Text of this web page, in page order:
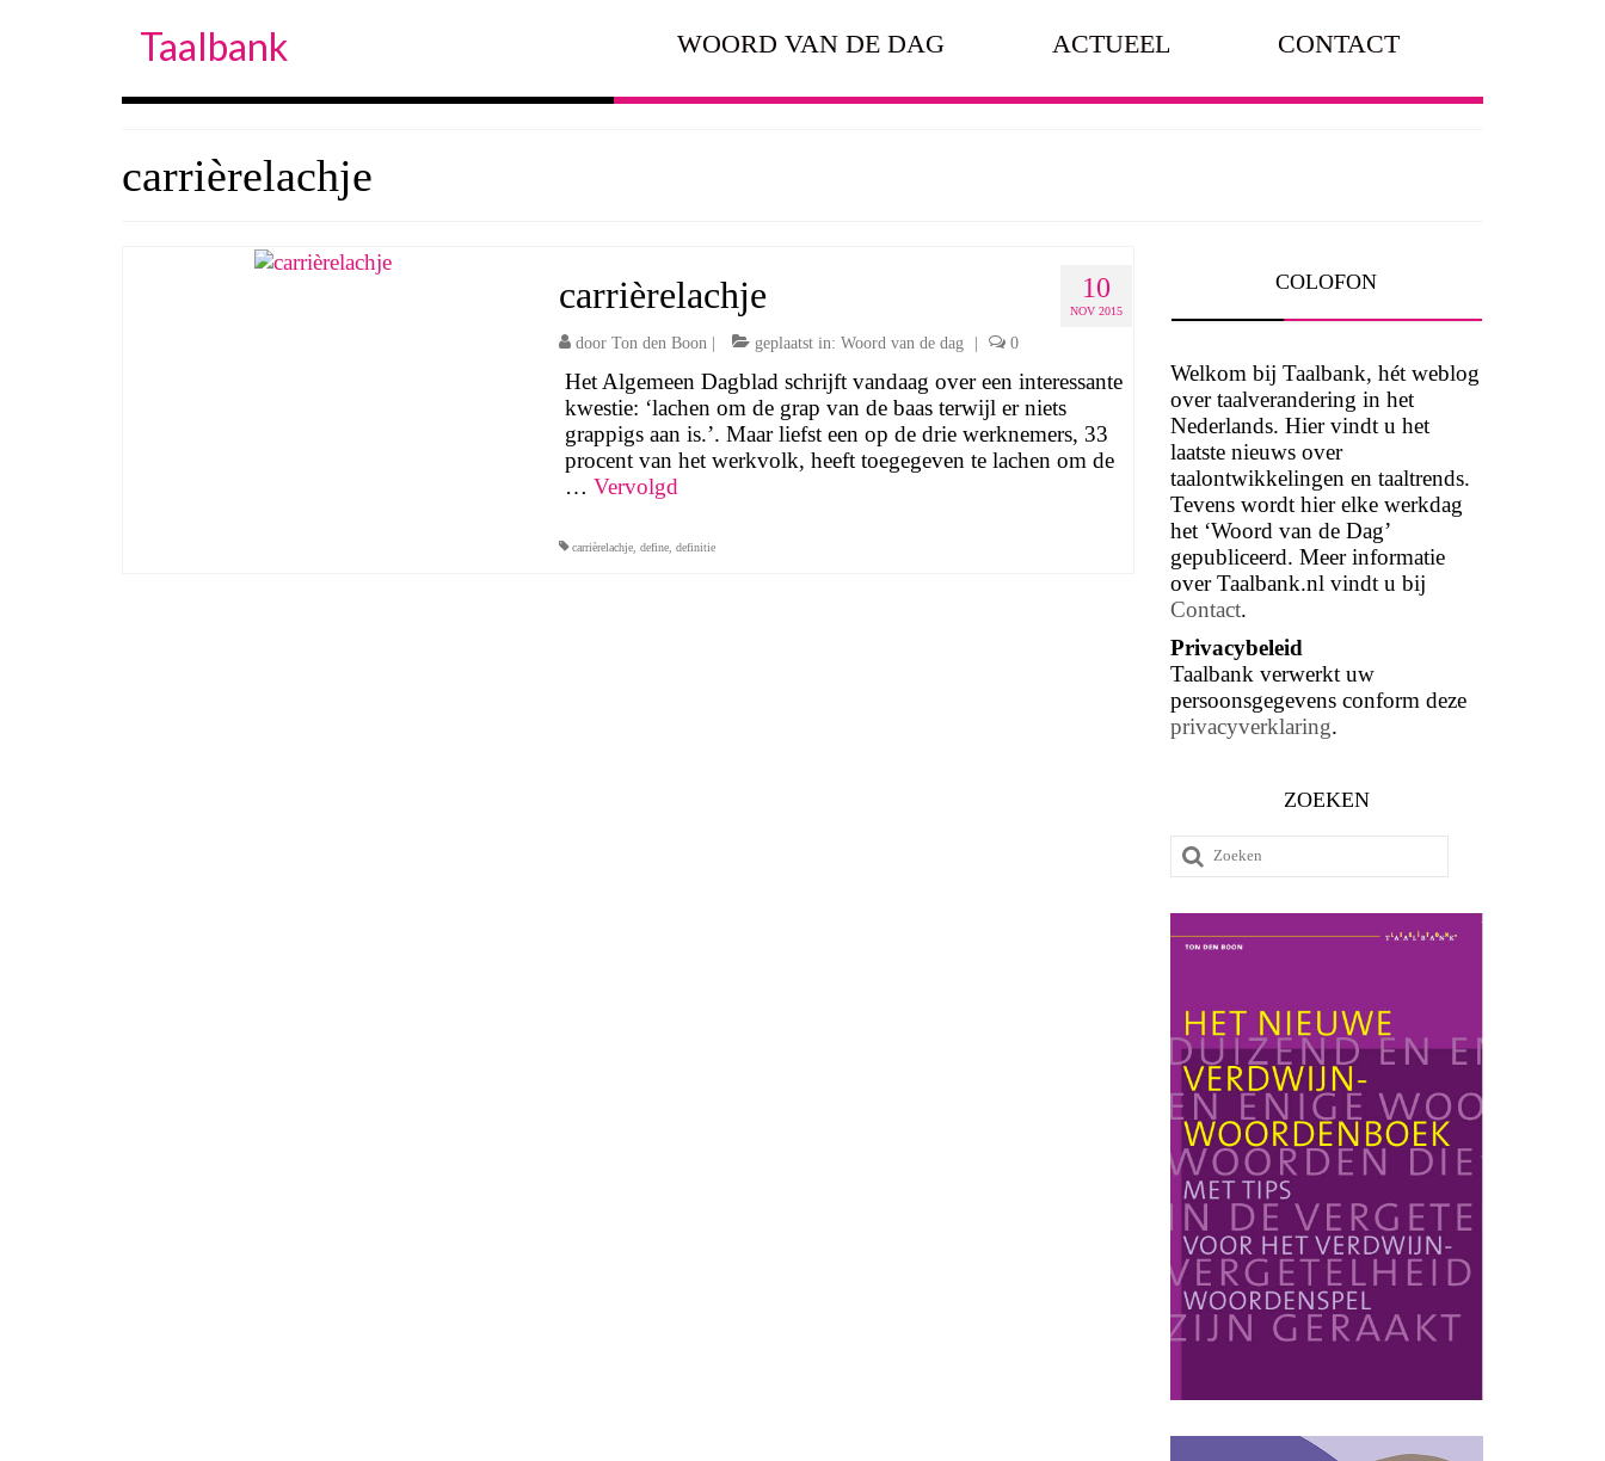
Taalbank WOORD VAN DE DAG ACTUEEL CONTACT
carrièrelachje
10
NOV 2015
carrièrelachje
door Ton den Boon| geplaatst in: Woord van de dag 0
Het Algemeen Dagblad schrijft vandaag over een interessante
kwestie: ‘lachen om de grap van de baas terwijl er niets
grappigs aan is.’. Maar liefst een op de drie werknemers, 33
procent van het werkvolk, heeft toegegeven te lachen om de
… Vervolgd
carrièrelachje, define, definitie
COLOFON
Welkom bij Taalbank, hét weblog
over taalverandering in het
Nederlands. Hier vindt u het
laatste nieuws over
taalontwikkelingen en taaltrends.
Tevens wordt hier elke werkdag
het ‘Woord van de Dag’
gepubliceerd. Meer informatie
over Taalbank.nl vindt u bij
Contact.
Privacybeleid
Taalbank verwerkt uw
persoonsgegevens conform deze
privacyverklaring.
ZOEKEN
Zoeken
naar: